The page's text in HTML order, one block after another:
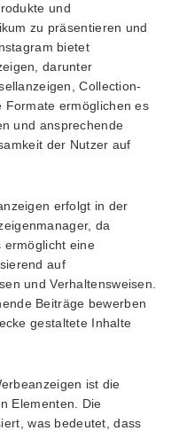
und
zu präsentieren und
bietet
darunter
Collection-
Formate ermöglichen es
und ansprechende
der Nutzer auf
erfolgt in der
da
ermöglicht eine
auf
und Verhaltensweisen.
Beiträge bewerben
gestaltete Inhalte
ist die
Elementen. Die
was bedeutet, dass